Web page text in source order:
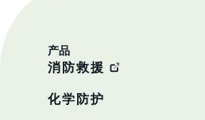
产品
消防救援
化学防护